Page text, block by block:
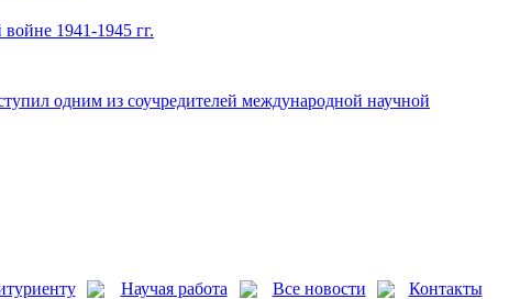
1941-1945 гг.
одним из соучредителей международной научной
Научая работа Все новости Контакты